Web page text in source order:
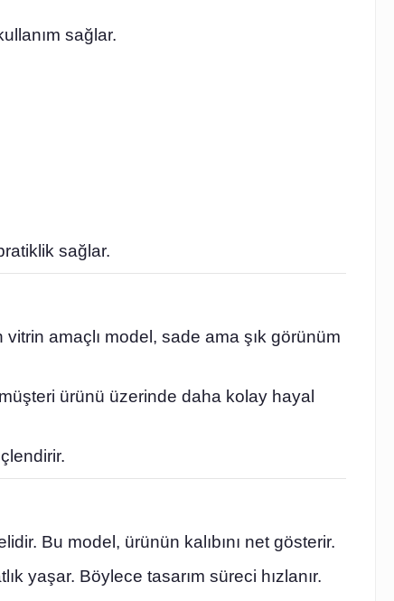
sağlar.
sağlar.
amaçlı model, sade ama şık görünüm
ürünü üzerinde daha kolay hayal
Bu model, ürünün kalıbını net gösterir.
yaşar. Böylece tasarım süreci hızlanır.